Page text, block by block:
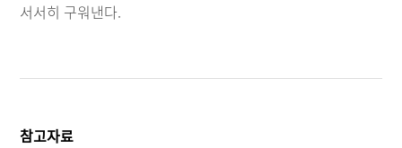
서서히 구워낸다.
참고자료